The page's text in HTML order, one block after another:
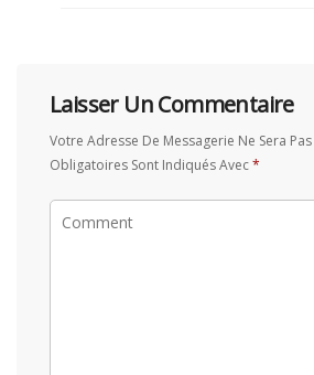
Laisser Un Commentaire
Votre Adresse De Messagerie Ne Sera
Obligatoires Sont Indiqués Avec*